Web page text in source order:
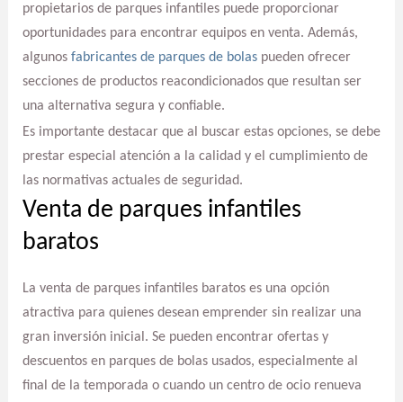
propietarios de parques infantiles puede proporcionar
oportunidades para encontrar equipos en venta. Además,
algunos fabricantes de parques de bolaspueden ofrecer
secciones de productos reacondicionados que resultan ser
una alternativa segura y confiable.
Es importante destacar que al buscar estas opciones, se debe
prestar especial atención a la calidad y el cumplimiento de
las normativas actuales de seguridad.
Venta de parques infantiles
baratos
La venta de parques infantiles baratos es una opción
atractiva para quienes desean emprender sin realizar una
gran inversión inicial. Se pueden encontrar ofertas y
descuentos en parques de bolas usados, especialmente al
final de la temporada o cuando un centro de ocio renueva